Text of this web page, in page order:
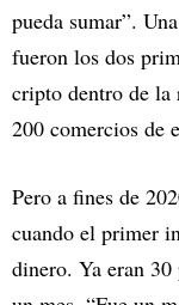
pueda sumar”.
fueron los dos
cripto dentro de la
200 comercios de
Pero a fines de
cuando el primer
dinero. Ya eran 30